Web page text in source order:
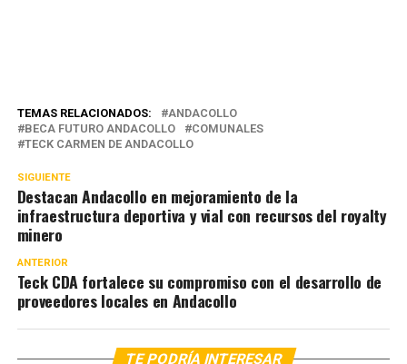
TEMAS RELACIONADOS:
ANDACOLLO
BECA FUTURO ANDACOLLO
COMUNALES
TECK CARMEN DE ANDACOLLO
SIGUIENTE
Destacan Andacollo en mejoramiento de la
infraestructura deportiva y vial con recursos del royalty
minero
ANTERIOR
Teck CDA fortalece su compromiso con el desarrollo de
proveedores locales en Andacollo
TE PODRÍA INTERESAR